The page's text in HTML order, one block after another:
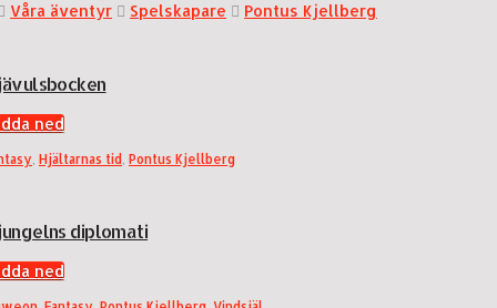
Våra äventyr
Spelskapare Pontus Kjellberg
ned
Hjältarnas tid Pontus Kjellberg
diplomati
ned